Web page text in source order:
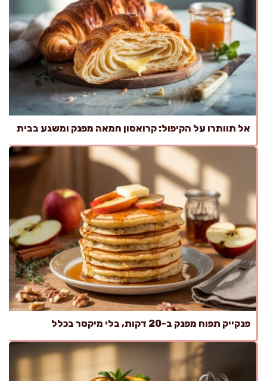
אל תוותרו על הקיפול: קרואסון חמאה מפנק ומשגע בבית
פנקייק תפוח מפנק ב-20 דקות, בלי מיקסר בכלל